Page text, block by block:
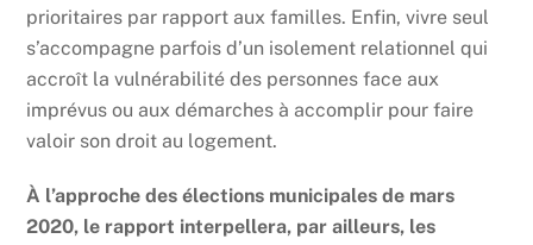
prioritaires par rapport aux familles. Enfin, vivre seul
s’accompagne parfois d’un isolement relationnel qui
accroît la vulnérabilité des personnes face aux
imprévus ou aux démarches à accomplir pour faire
valoir son droit au logement.
À l’approche des élections municipales de mars
2020, le rapport interpellera, par ailleurs, les